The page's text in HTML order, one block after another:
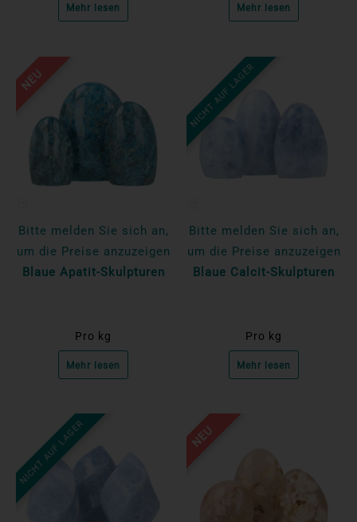
Mehr lesen Mehr lesen
NEU
Bitte melden Sie sich an,
um die Preise anzuzeigen
Blaue Apatit-Skulpturen
Pro kg
Mehr lesen
NICHT AUF LAGER
Bitte melden Sie sich an,
um die Preise anzuzeigen
Blaue Calcit-Skulpturen
Pro kg
Mehr lesen
NICHT AUF LAGER NEU